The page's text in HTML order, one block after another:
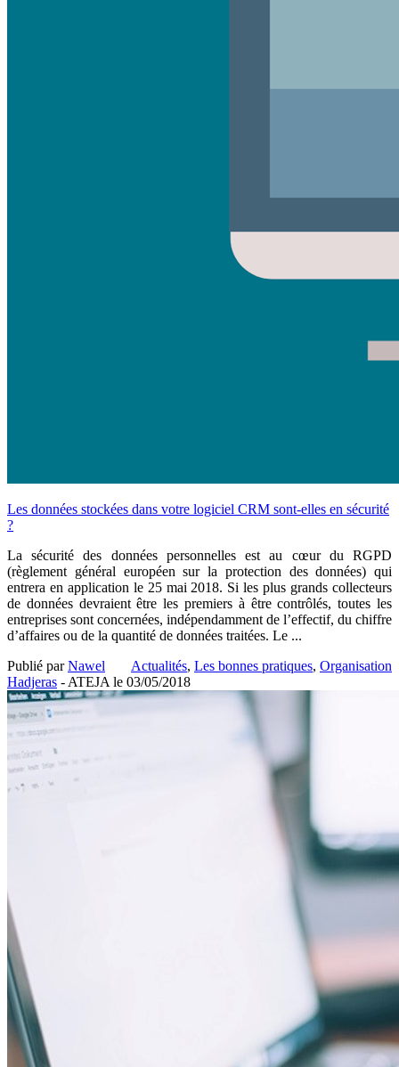
Les données stockées dans votre logiciel CRM sont-elles en sécurité
?
La sécurité des données personnelles est au cœur du RGPD
(règlement général européen sur la protection des données) qui
entrera en application le 25 mai 2018. Si les plus grands collecteurs
de données devraient être les premiers à être contrôlés, toutes les
entreprises sont concernées, indépendamment de l’effectif, du chiffre
d’affaires ou de la quantité de données traitées. Le ...
Actualités, Les bonnes pratiques, Organisation
Publié parNawel
Hadjeras - ATEJA le 03/05/2018